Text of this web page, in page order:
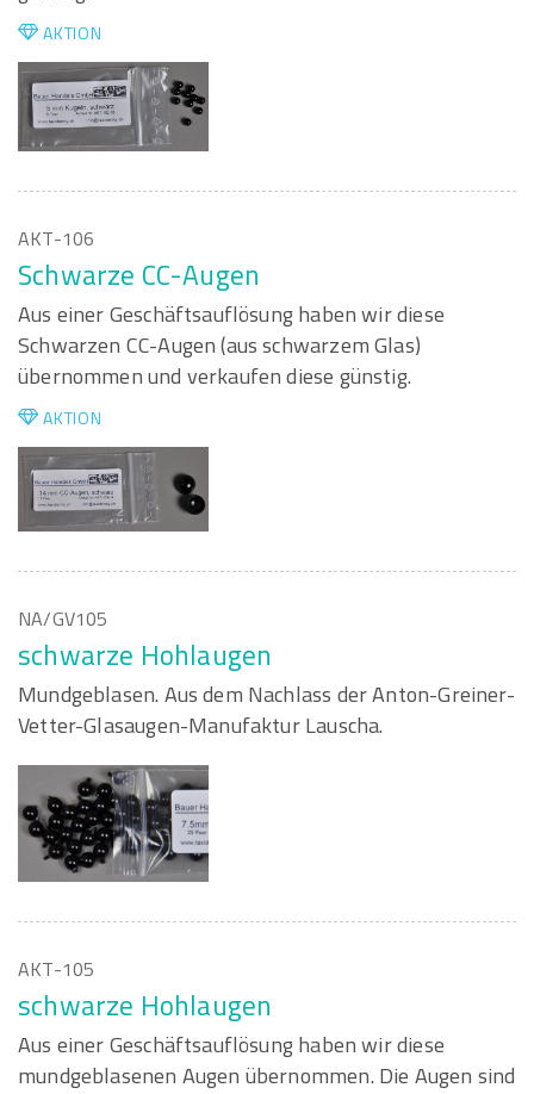
AKTION
AKT-106
Schwarze CC-Augen
Aus einer Geschäftsauflösung haben wir diese
Schwarzen CC-Augen (aus schwarzem Glas)
übernommen und verkaufen diese günstig.
AKTION
NA/GV105
schwarze Hohlaugen
Mundgeblasen. Aus dem Nachlass der Anton-Greiner-
Vetter-Glasaugen-Manufaktur Lauscha.
AKT-105
schwarze Hohlaugen
Aus einer Geschäftsauflösung haben wir diese
mundgeblasenen Augen übernommen. Die Augen sind